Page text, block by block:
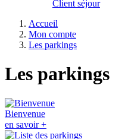
Client séjour
Accueil
Mon compte
Les parkings
Les parkings
Bienvenue
en savoir +